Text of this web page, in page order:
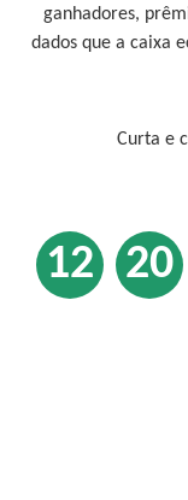
ganhadores,
dados que a caixa
Curta e
12 20